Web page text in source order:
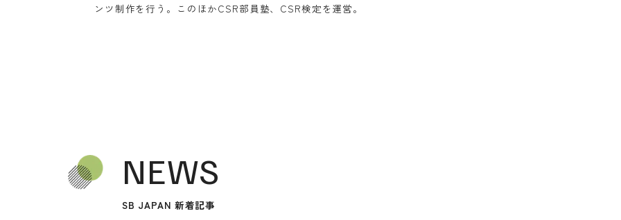
ンツ制作を行う。このほかCSR部員塾、CSR検定を運営。
NEWS
SB JAPAN 新着記事